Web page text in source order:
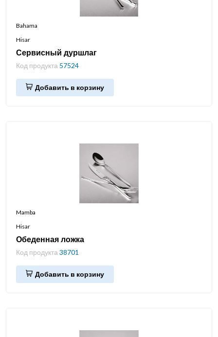
Bahama
Hisar
Сервисный дуршлаг
Код продукта 57524
Добавить в корзину
Mamba
Hisar
Обеденная ложка
Код продукта 38701
Добавить в корзину